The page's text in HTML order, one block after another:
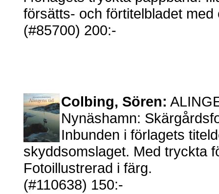
försätts- och förtitelbladet
(#85700) 200:-
Colbing, Sören:
Nynäshamn:
Inbunden i förlagets
skyddsomslaget. Med tryckta
Fotoillustrerad i färg.
(#110638) 150:-